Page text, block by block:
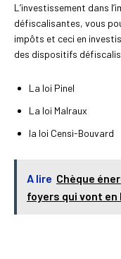
L’investissement dans
défiscalisantes, vous
impôts et ceci en
des dispositifs
La loi Pinel
La loi Malraux
la loi Censi-Bouvard
A lire Chèque
foyers qui vont